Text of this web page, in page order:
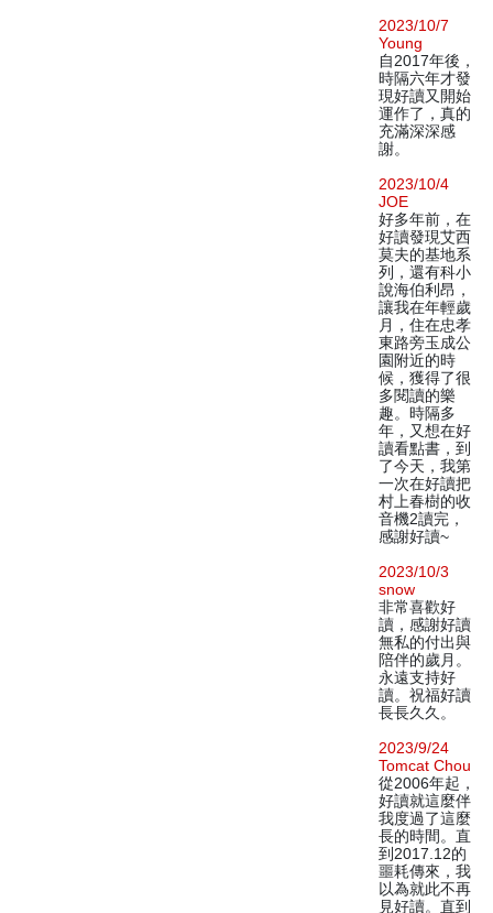
2023/10/7
Young
自2017年後，
時隔六年才發
現好讀又開始
運作了，真的
充滿深深感
謝。
2023/10/4
JOE
好多年前，在
好讀發現艾西
莫夫的基地系
列，還有科小
說海伯利昂，
讓我在年輕歲
月，住在忠孝
東路旁玉成公
園附近的時
候，獲得了很
多閱讀的樂
趣。時隔多
年，又想在好
讀看點書，到
了今天，我第
一次在好讀把
村上春樹的收
音機2讀完，
感謝好讀~
2023/10/3
snow
非常喜歡好
讀，感謝好讀
無私的付出與
陪伴的歲月。
永遠支持好
讀。祝福好讀
長長久久。
2023/9/24
Tomcat Chou
從2006年起，
好讀就這麼伴
我度過了這麼
長的時間。直
到2017.12的
噩耗傳來，我
以為就此不再
見好讀。直到